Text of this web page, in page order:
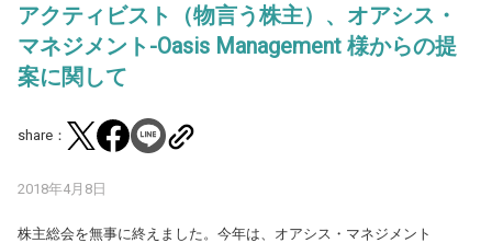
アクティビスト（物言う株主）、オアシス・
マネジメント-Oasis Management 様からの提
案に関して
share：
2018年4月8日
株主総会を無事に終えました。今年は、オアシス・マネジメント